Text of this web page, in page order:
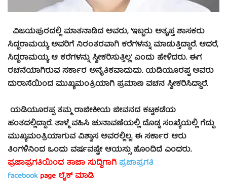
ವಿಜಯಪುರದಲ್ಲಿ ಮಾತನಾಡಿದ ಅವರು, ‘ಇಬ್ಬರು ಅತೃಪ್ತ ಶಾಸಕರು
ಸಿದ್ದರಾಮಯ್ಯ ಅವರಿಗೆ ನಿರಂತರವಾಗಿ ಕರೆಗಳನ್ನು ಮಾಡುತ್ತಿದ್ದಾರೆ. ಆದರೆ,
ಸಿದ್ದರಾಮಯ್ಯ ಆ ಕರೆಗಳನ್ನು ಸ್ವೀಕರಿಸುತ್ತಿಲ್ಲ’ ಎಂದು ಹೇಳಿದರು. ಈಗ
ರಚನೆಯಾಗಿರುವ ಸರ್ಕಾರ ಅನೈತಿಕವಾದುದು. ಯಡಿಯೂರಪ್ಪ ಅವರು
ದುರಾಸೆಯಿಂದ ಮುಖ್ಯಮಂತ್ರಿಯಾಗಿ ಪ್ರಮಾಣ ವಚನ ಸ್ವೀಕರಿಸಿದ್ದಾರೆ.
ಯಡಿಯೂರಪ್ಪ ತಮ್ಮ ರಾಜೀಕೀಯ ಜೀವನದ ಕಟ್ಟಕಡೆಯ
ಹಂತದಲ್ಲಿದ್ದಾರೆ. ತಾಳ್ಮೆ ವಹಿಸಿ ಚುನಾವಣೆಯಲ್ಲಿ ದೊಡ್ಡ ಸಂಖ್ಯೆಯಲ್ಲಿ ಗೆದ್ದು
ಮುಖ್ಯಮಂತ್ರಿಯಾಗುವ ವಿಶ್ವಾಸ ಅವರಲ್ಲಿಲ್ಲ. ಈ ಸರ್ಕಾರ ಆರು
ತಿಂಗಳಿನಿಂದ ಒಂದು ವರ್ಷವಷ್ಟೇ ಆಯಸ್ಸು ಹೊಂದಿದೆ ಎಂದರು.
ಪ್ರಜಾಪ್ರಗತಿಯಿಂದ ತಾಜಾ ಸುದ್ದಿಗಾಗಿಪ್ರಜಾಪ್ರಗತಿ
facebookpage ಲೈಕ್ ಮಾಡಿ